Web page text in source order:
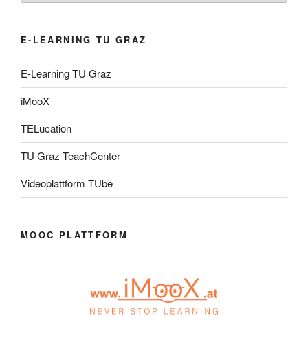
E-LEARNING TU GRAZ
E-Learning TU Graz
iMooX
TELucation
TU Graz TeachCenter
Videoplattform TUbe
MOOC PLATTFORM